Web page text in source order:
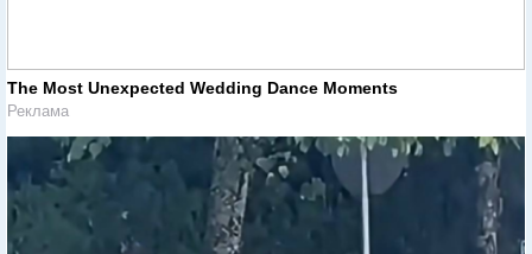
The Most Unexpected Wedding Dance Moments
Реклама